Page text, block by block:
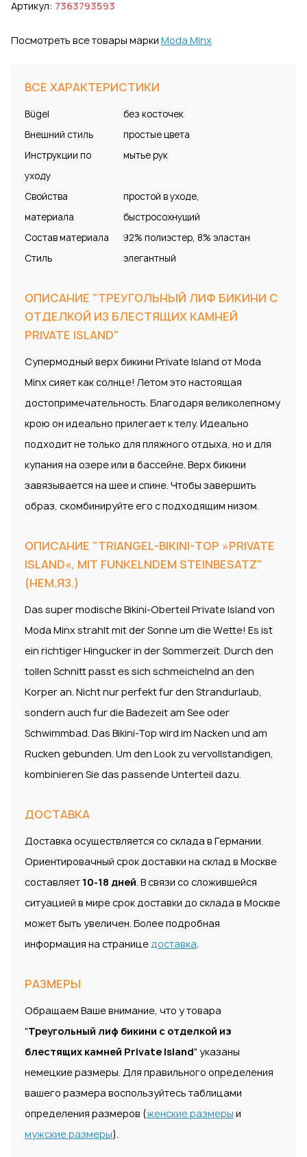
Артикул: 7363793593
Посмотреть все товары марки Moda Minx
ВСЕ ХАРАКТЕРИСТИКИ
Bügel
без косточек
Внешний стиль
простые цвета
Инструкции по
уходу
мытье рук
Свойства
материала
простой в уходе,
быстросохнущий
Состав материала
92% полиэстер, 8% эластан
Стиль
элегантный
ОПИСАНИЕ "ТРЕУГОЛЬНЫЙ ЛИФ БИКИНИ С
ОТДЕЛКОЙ ИЗ БЛЕСТЯЩИХ КАМНЕЙ
PRIVATE ISLAND"
Супермодный верх бикини Private Island от Moda
Minx сияет как солнце! Летом это настоящая
достопримечательность. Благодаря великолепному
крою он идеально прилегает к телу. Идеально
подходит не только для пляжного отдыха, но и для
купания на озере или в бассейне. Верх бикини
завязывается на шее и спине. Чтобы завершить
образ, скомбинируйте его с подходящим низом.
ОПИСАНИЕ "TRIANGEL-BIKINI-TOP »PRIVATE
ISLAND«, MIT FUNKELNDEM STEINBESATZ"
(НЕМ.ЯЗ.)
Das super modische Bikini-Oberteil Private Island von
Moda Minx strahlt mit der Sonne um die Wette! Es ist
ein richtiger Hingucker in der Sommerzeit. Durch den
tollen Schnitt passt es sich schmeichelnd an den
Korper an. Nicht nur perfekt fur den Strandurlaub,
sondern auch fur die Badezeit am See oder
Schwimmbad. Das Bikini-Top wird im Nacken und am
Rucken gebunden. Um den Look zu vervollstandigen,
kombinieren Sie das passende Unterteil dazu.
ДОСТАВКА
Доставка осуществляется со склада в Германии.
Ориентировачный срок доставки на склад в Москве
составляет 10-18 дней. В связи со сложившейся
ситуацией в мире срок доставки до склада в Москве
может быть увеличен. Более подробная
информация на страницедоставка.
РАЗМЕРЫ
Обращаем Ваше внимание, что у товара
"Треугольный лиф бикини с отделкой из
блестящих камней Private Island" указаны
немецкие размеры. Для правильного определения
вашего размера воспользуйтесь таблицами
определения размеров (женские размеры и
мужские размеры).